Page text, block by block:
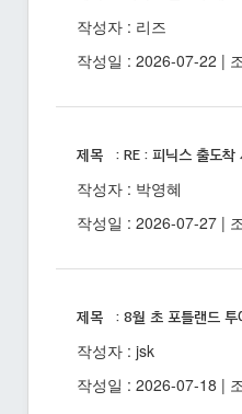
작성자 : 리즈
작성일 : 2026-07-22 |
제목 : RE : 피닉스 출도착
작성자 : 박영혜
작성일 : 2026-07-27 |
제목 : 8월 초 포틀랜드 투
작성자 : jsk
작성일 : 2026-07-18 |